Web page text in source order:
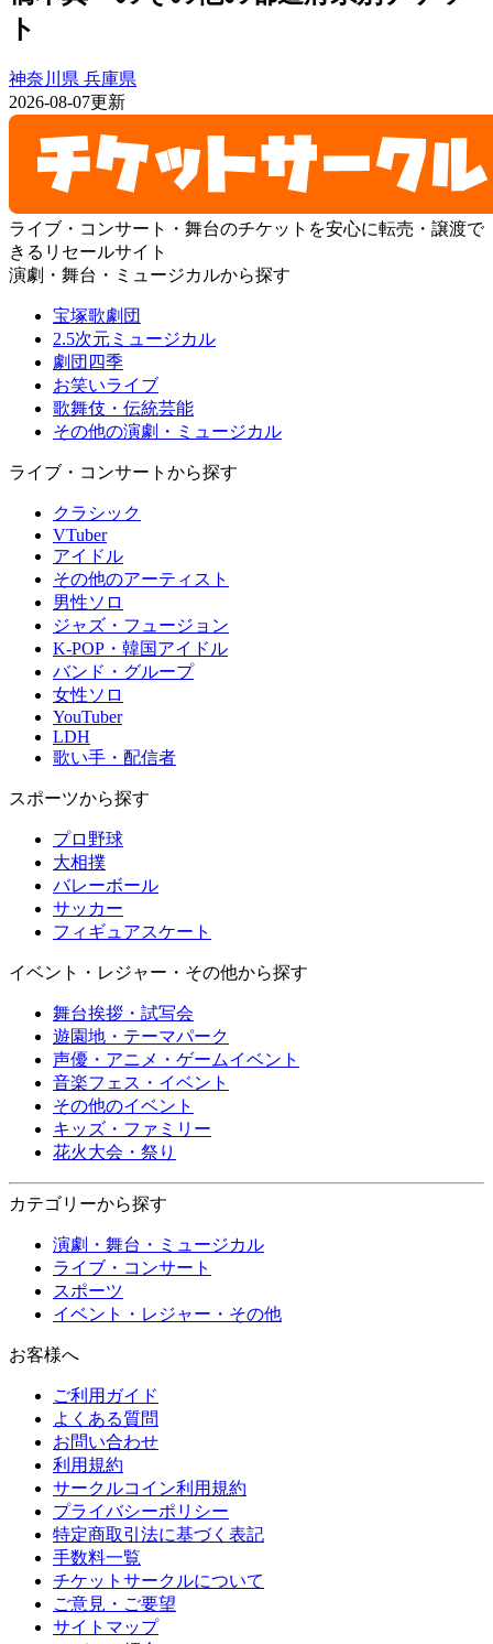
ト
神奈川県 兵庫県
2026-08-07更新
ライブ・コンサート・舞台のチケットを安心に転売・譲渡で
きるリセールサイト
演劇・舞台・ミュージカルから探す
宝塚歌劇団
2.5次元ミュージカル
劇団四季
お笑いライブ
歌舞伎・伝統芸能
その他の演劇・ミュージカル
ライブ・コンサートから探す
クラシック
VTuber
アイドル
その他のアーティスト
男性ソロ
ジャズ・フュージョン
K-POP・韓国アイドル
バンド・グループ
女性ソロ
YouTuber
LDH
歌い手・配信者
スポーツから探す
プロ野球
大相撲
バレーボール
サッカー
フィギュアスケート
イベント・レジャー・その他から探す
舞台挨拶・試写会
遊園地・テーマパーク
声優・アニメ・ゲームイベント
音楽フェス・イベント
その他のイベント
キッズ・ファミリー
花火大会・祭り
カテゴリーから探す
演劇・舞台・ミュージカル
ライブ・コンサート
スポーツ
イベント・レジャー・その他
お客様へ
ご利用ガイド
よくある質問
お問い合わせ
利用規約
サークルコイン利用規約
プライバシーポリシー
特定商取引法に基づく表記
手数料一覧
チケットサークルについて
ご意見・ご要望
サイトマップ